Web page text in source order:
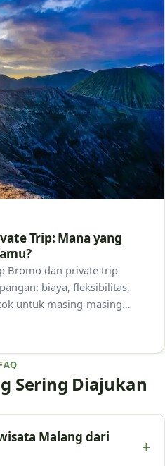
Trip: Mana yang
Bromo dan private trip
biaya, fleksibilitas,
untuk masing-masing
Sering Diajukan
Malang dari